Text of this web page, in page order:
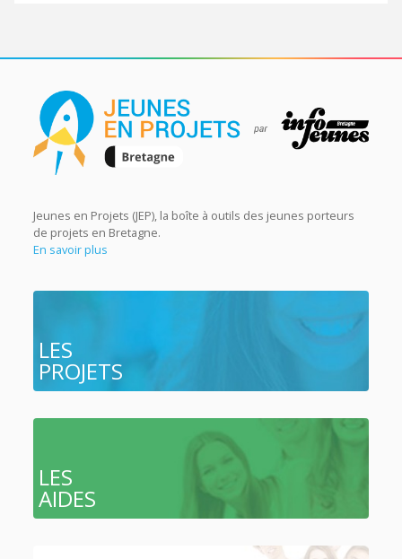
Jeunes en Projets (JEP), la boîte à outils des jeunes porteurs
de projets en Bretagne.
En savoir plus
LES
PROJETS
LES
AIDES